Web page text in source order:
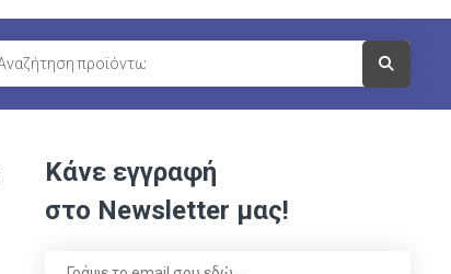
Visit Link
Κάνε εγγραφή
στο Newsletter μας!